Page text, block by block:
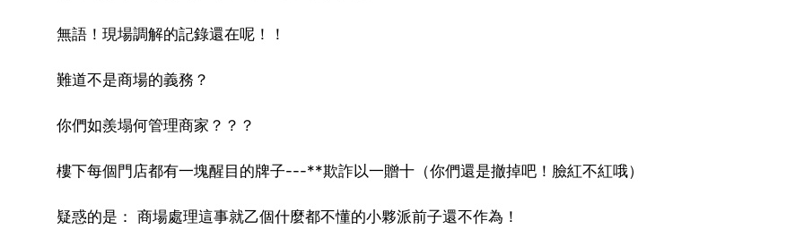
無語！現場調解的記錄還在呢！！
難道不是商場的義務？
你們如羨塌何管理商家？？？
樓下每個門店都有一塊醒目的牌子---**欺詐以一贈十（你們還是撤掉吧！臉紅不紅哦）
疑惑的是： 商場處理這事就乙個什麼都不懂的小夥派前子還不作為！